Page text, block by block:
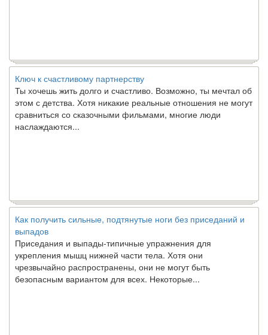
Ключ к счастливому партнерству
Ты хочешь жить долго и счастливо. Возможно, ты мечтал об
этом с детства. Хотя никакие реальные отношения не могут
сравниться со сказочными фильмами, многие люди
наслаждаются...
Как получить сильные, подтянутые ноги без приседаний и
выпадов
Приседания и выпады-типичные упражнения для
укрепления мышц нижней части тела. Хотя они
чрезвычайно распространены, они не могут быть
безопасным вариантом для всех. Некоторые...